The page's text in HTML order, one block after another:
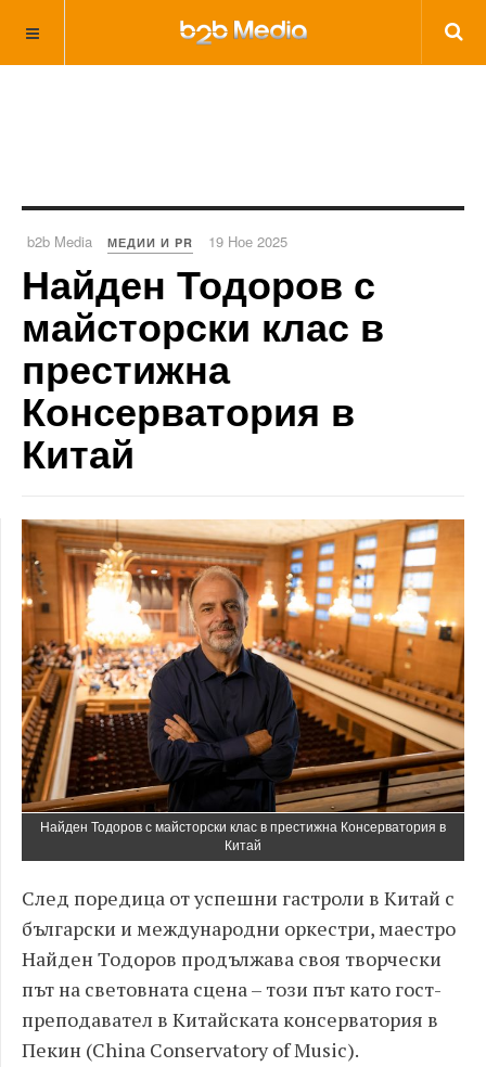
b2b Media МЕДИИ И PR 19 Ное 2025
Найден Тодоров с
майсторски клас в
престижна
Консерватория в
Китай
Найден Тодоров с майсторски клас в престижна Консерватория в
Китай
След поредица от успешни гастроли в Китай с
български и международни оркестри, маестро
Найден Тодоров продължава своя творчески
път на световната сцена – този път като гост-
преподавател в Китайската консерватория в
Пекин (China Conservatory of Music).